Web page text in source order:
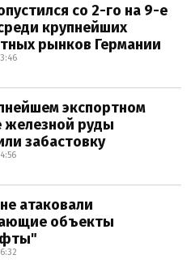
со 2-го на 9-е
крупнейших
рынков Германии
экспортном
железной руды
забастовку
атаковали
объекты